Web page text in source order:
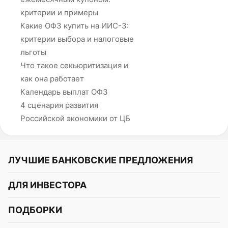
критерии и примеры
Какие ОФЗ купить на ИИС-3:
критерии выбора и налоговые
льготы
Что такое секьюритизация и
как она работает
Календарь выплат ОФЗ
4 сценария развития
Российской экономики от ЦБ
ЛУЧШИЕ БАНКОВСКИЕ ПРЕДЛОЖЕНИЯ
Альфа-Банк
СБЕР
ДЛЯ ИНВЕСТОРА
Курс акций
ПОДБОРКИ